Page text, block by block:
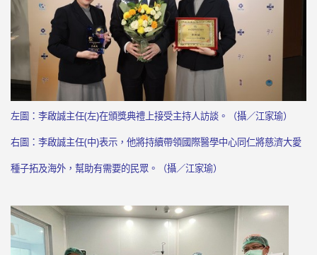
左圖：李啟誠主任(左)在頒獎典禮上接受主持人訪談。（攝／江家瑜）
右圖：李啟誠主任(中)表示，他將持續帶領國際醫學中心同仁將慈濟大愛
種子拓及海外，幫助有需要的民眾。（攝／江家瑜）